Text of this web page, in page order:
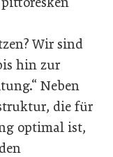
Wir sind
hin zur
Neben
die für
optimal ist,